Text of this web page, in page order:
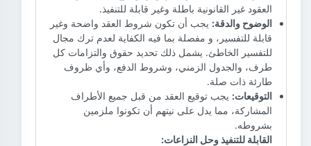
العقود غير القانونية باطلة وغير قابلة للتنفيذ.
الوضوح والدقة: يجب أن تكون شروط العقد واضحة وغير
قابلة للتفسير، و مفصلة بما فيه الكفاية لعدم ترك مجال
للتفسير الخاطئ. يشمل ذلك تحديد حقوق والتزامات كل
طرف، والجدول الزمني، وشروط الدفع، وأي ظروف
طارئة ذات صلة.
التوقيعات: يجب توقيع العقد من قبل جميع الأطراف
المشاركة، مما يدل على نيتهم ​​أن تكونوا ملزمين
بشروطه.
القابلة للتنفيذ وحل النزاعات: